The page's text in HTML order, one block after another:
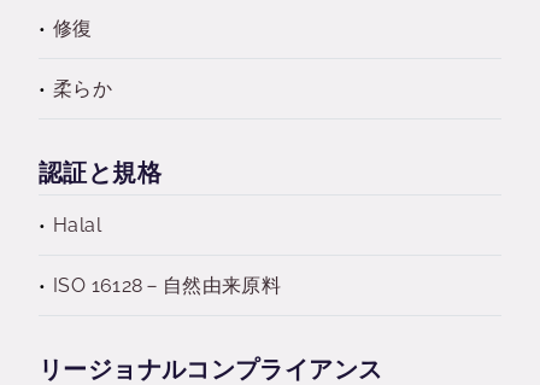
修復
柔らか
認証と規格
Halal
ISO 16128－自然由来原料
リージョナルコンプライアンス